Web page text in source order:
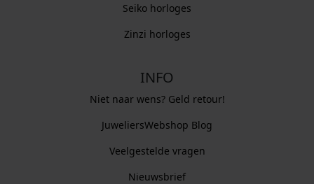
Seiko horloges
Zinzi horloges
INFO
Niet naar wens? Geld retour!
JuweliersWebshop Blog
Veelgestelde vragen
Nieuwsbrief